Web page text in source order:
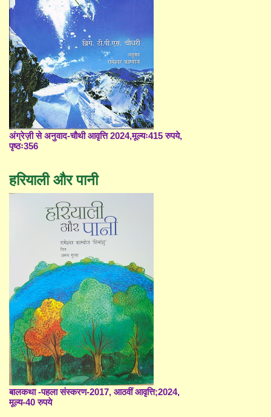
अंग्रेज़ी से अनुवाद-चौथी आवृत्ति 2024,मूल्यः415 रुपये,
पृष्ठः356
हरियाली और पानी
बालकथा -पहला संस्करण-2017, आठवीं आवृत्ति;2024,
मूल्य-40 रुपये